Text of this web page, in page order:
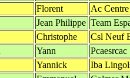
Florent
Ac
Jean Philippe Team
Christophe
Csl Neuf
Yann
Pcaesrcac
Yannick
Iba